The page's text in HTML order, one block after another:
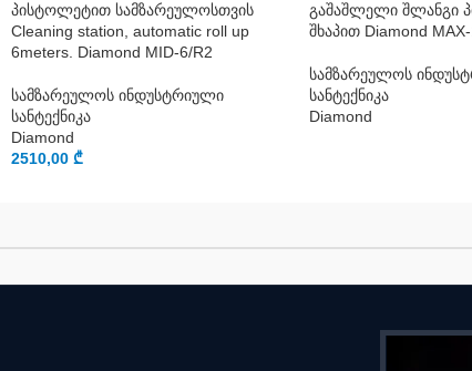
პისტოლეტით სამზარეულოსთვის
Cleaning station, automatic roll up
6meters. Diamond MID-6/R2
სამზარეულოს ინდუსტრიული
სანტექნიკა
Diamond
2510,00 ₾
გაშაშლელი შლანგი
შხაპით Diamond
სამზარეულოს
სანტექნიკა
Diamond